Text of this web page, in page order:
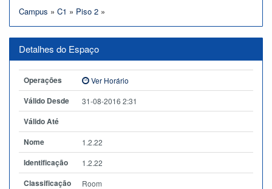
Campus » C1 » Piso 2 »
Detalhes do Espaço
Operações Ver Horário
Válido Desde 31-08-2016 2:31
Válido Até
Nome
1.2.22
Identificação 1.2.22
Classificação Room